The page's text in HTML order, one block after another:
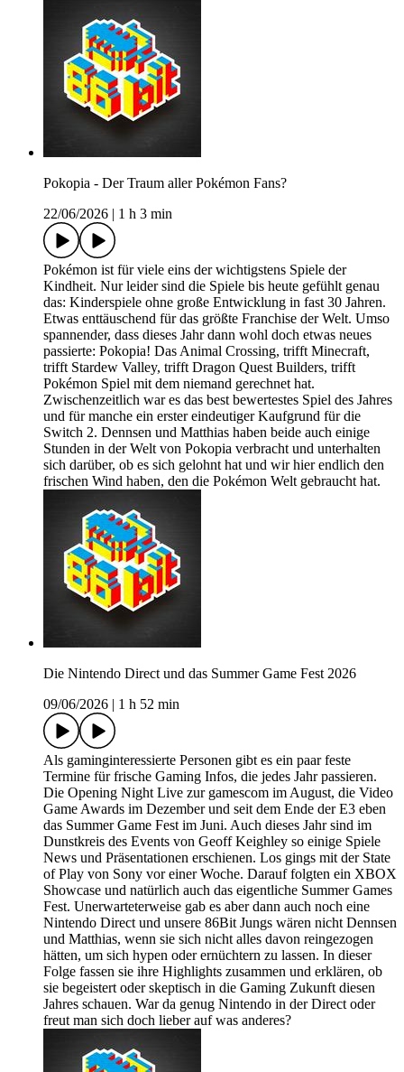
Pokopia - Der Traum aller Pokémon Fans?
22/06/2026
1 h 3 min
Pokémon ist für viele eins der wichtigstens Spiele der
Kindheit. Nur leider sind die Spiele bis heute gefühlt genau
das: Kinderspiele ohne große Entwicklung in fast 30 Jahren.
Etwas enttäuschend für das größte Franchise der Welt. Umso
spannender, dass dieses Jahr dann wohl doch etwas neues
passierte: Pokopia! Das Animal Crossing, trifft Minecraft,
trifft Stardew Valley, trifft Dragon Quest Builders, trifft
Pokémon Spiel mit dem niemand gerechnet hat.
Zwischenzeitlich war es das best bewertestes Spiel des Jahres
und für manche ein erster eindeutiger Kaufgrund für die
Switch 2. Dennsen und Matthias haben beide auch einige
Stunden in der Welt von Pokopia verbracht und unterhalten
sich darüber, ob es sich gelohnt hat und wir hier endlich den
frischen Wind haben, den die Pokémon Welt gebraucht hat.
Die Nintendo Direct und das Summer Game Fest 2026
09/06/2026
1 h 52 min
Als gaminginteressierte Personen gibt es ein paar feste
Termine für frische Gaming Infos, die jedes Jahr passieren.
Die Opening Night Live zur gamescom im August, die Video
Game Awards im Dezember und seit dem Ende der E3 eben
das Summer Game Fest im Juni. Auch dieses Jahr sind im
Dunstkreis des Events von Geoff Keighley so einige Spiele
News und Präsentationen erschienen. Los gings mit der State
of Play von Sony vor einer Woche. Darauf folgten ein XBOX
Showcase und natürlich auch das eigentliche Summer Games
Fest. Unerwarteterweise gab es aber dann auch noch eine
Nintendo Direct und unsere 86Bit Jungs wären nicht Dennsen
und Matthias, wenn sie sich nicht alles davon reingezogen
hätten, um sich hypen oder ernüchtern zu lassen. In dieser
Folge fassen sie ihre Highlights zusammen und erklären, ob
sie begeistert oder skeptisch in die Gaming Zukunft diesen
Jahres schauen. War da genug Nintendo in der Direct oder
freut man sich doch lieber auf was anderes?